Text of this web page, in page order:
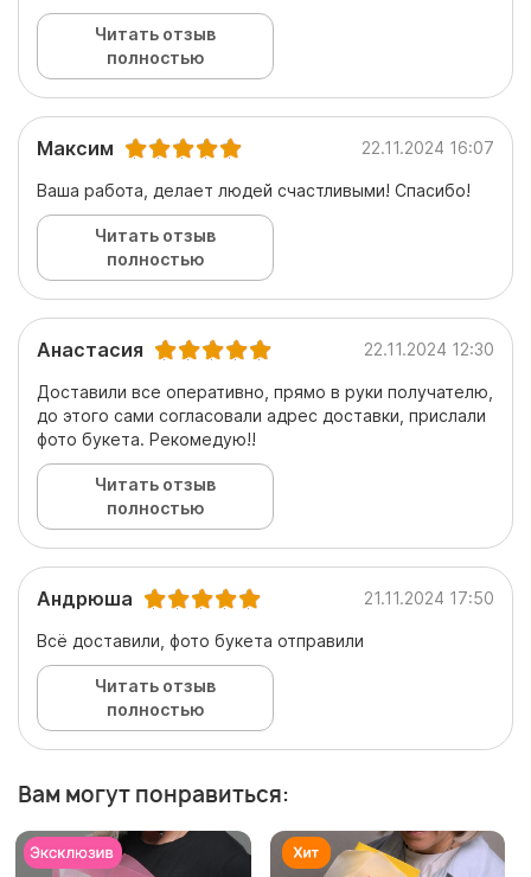
Читать отзыв
полностью
Максим 22.11.2024 16:07
Ваша работа, делает людей счастливыми! Спасибо!
Читать отзыв
полностью
Анастасия 22.11.2024 12:30
Доставили все оперативно, прямо в руки получателю,
до этого сами согласовали адрес доставки, прислали
фото букета. Рекомедую!!
Читать отзыв
полностью
Андрюша 21.11.2024 17:50
Всё доставили, фото букета отправили
Читать отзыв
полностью
Вам могут понравиться: